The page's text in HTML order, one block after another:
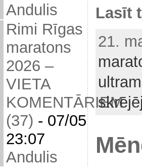
Andulis
Rimi Rīgas
maratons
2026 –
VIETA
KOMENTĀRIEM
(37) - 07/05
23:07
Andulis
Lasīt
21.